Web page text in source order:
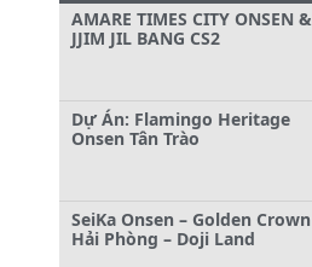
AMARE TIMES CITY ONSEN &
JJIM JIL BANG CS2
Dự Án: Flamingo Heritage
Onsen Tân Trào
SeiKa Onsen – Golden Crown
Hải Phòng – Doji Land